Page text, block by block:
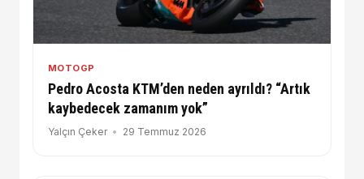
MOTOGP
Pedro Acosta KTM’den neden ayrıldı? “Artık
kaybedecek zamanım yok”
Yalçın Çeker 29 Temmuz 2026